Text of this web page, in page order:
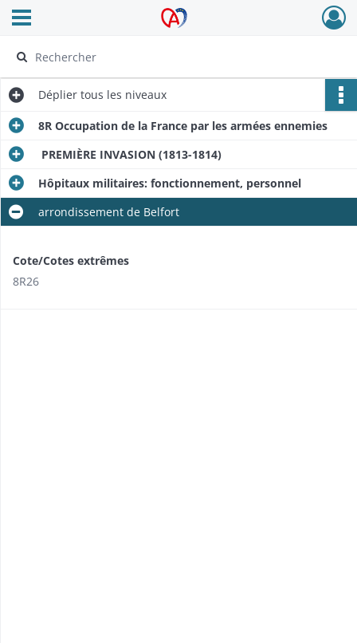
Archives Alsace - Colmar
Ouvrir le menu déroulant
Déplier tous les niveaux
8R Occupation de la France par les armées ennemies
PREMIÈRE INVASION (1813-1814)
Hôpitaux militaires: fonctionnement, personnel
arrondissement de Belfort
Cote/Cotes extrêmes
8R26